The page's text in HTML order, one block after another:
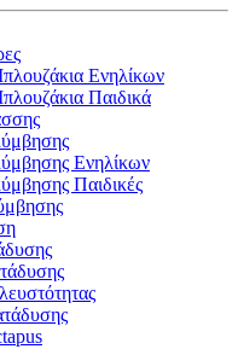
Ενηλίκων
Παιδικά
Ενηλίκων
Παιδικές